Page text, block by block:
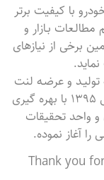
خودرو با کیفیت برتر
بـازار و
برخی از نیازهای
زمیـنه تولیـد و عرضـه لنت
ترمز با کیفیت بالا را آغاز نموده است. در سال ۱۳۹۵ با بهره گیری
واحد تحقیقات
آغاز نموده.
Thank you